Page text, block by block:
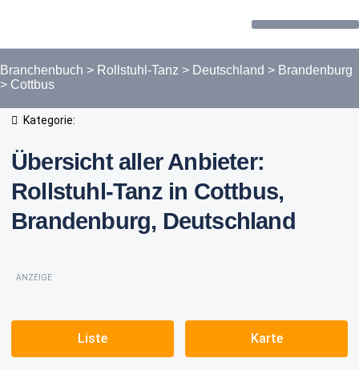
Branchenbuch > Rollstuhl-Tanz > Deutschland > Brandenburg
> Cottbus
Kategorie:
Übersicht aller Anbieter:
Rollstuhl-Tanz in Cottbus,
Brandenburg, Deutschland
ANZEIGE
Liste Karte